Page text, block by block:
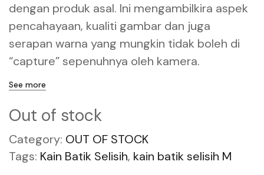
dengan produk asal. Ini mengambilkira aspek
pencahayaan, kualiti gambar dan juga
serapan warna yang mungkin tidak boleh di
“capture” sepenuhnya oleh kamera.
See more
Out of stock
Category: OUT OF STOCK
Tags: Kain Batik Selisih, kain batik selisih M